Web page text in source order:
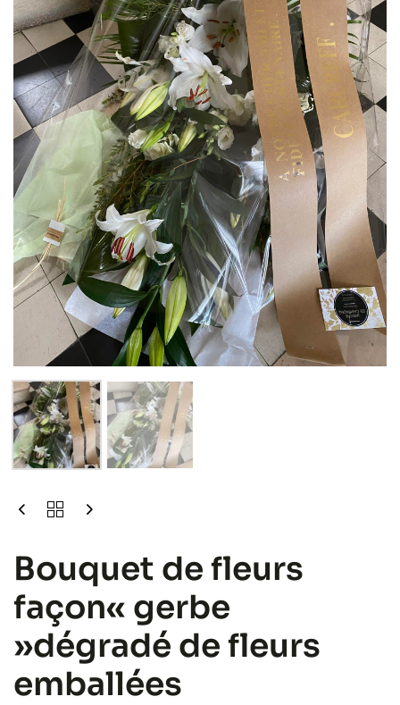
Bouquet de fleurs
façon« gerbe
»dégradé de fleurs
emballées